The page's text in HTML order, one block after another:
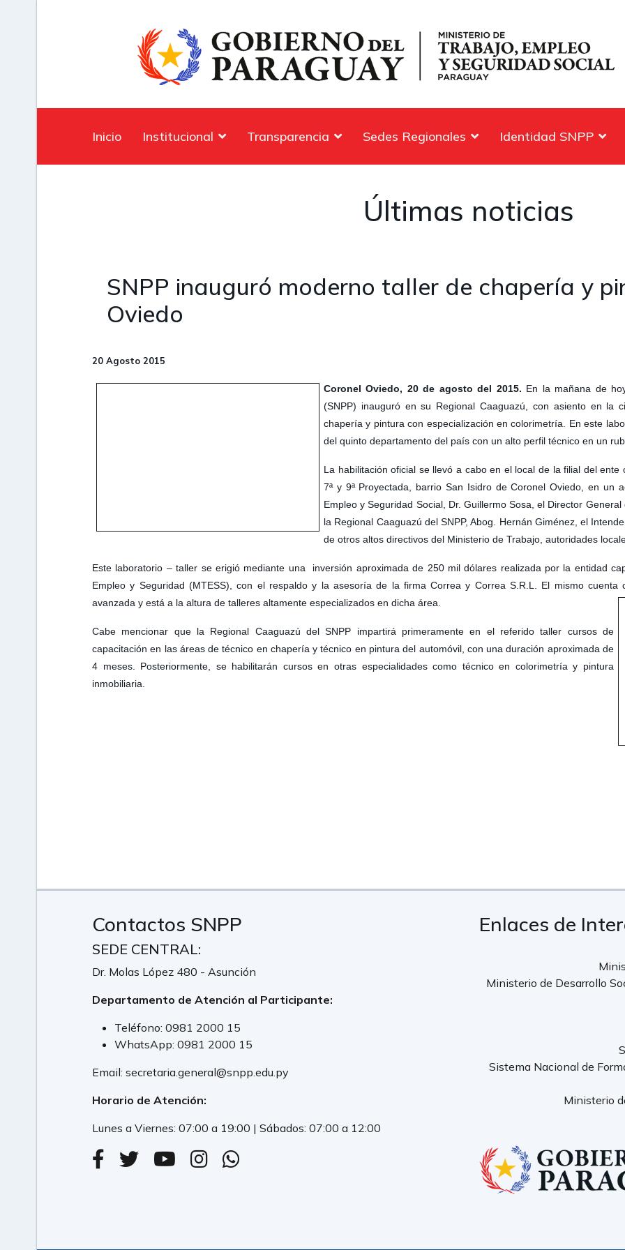
Inicio Institucional Transparencia Sedes Regionales Identidad SNPP
Últimas noticias
SNPP inauguró moderno taller de chapería y
Oviedo
20 Agosto 2015
Coronel Oviedo, 20 de agosto del 2015. En la mañana de
(SNPP) inauguró en su Regional Caaguazú, con asiento en la
chapería y pintura con especialización en colorimetría. En este
del quinto departamento del país con un alto perfil técnico en un
La habilitación oficial se llevó a cabo en el local de la filial del
7ª y 9ª Proyectada, barrio San Isidro de Coronel Oviedo, en un
Empleo y Seguridad Social, Dr. Guillermo Sosa, el Director
la Regional Caaguazú del SNPP, Abog. Hernán Giménez, el
de otros altos directivos del Ministerio de Trabajo, autoridades
Este laboratorio – taller se erigió mediante una inversión aproximada de 250 mil dólares realizada por la entidad
Empleo y Seguridad (MTESS), con el respaldo y la asesoría de la firma Correa y Correa S.R.L. El mismo cuenta
avanzada y está a la altura de talleres altamente especializados en dicha área.
Cabe mencionar que la Regional Caaguazú del SNPP impartirá primeramente en el referido taller cursos de
capacitación en las áreas de técnico en chapería y técnico en pintura del automóvil, con una duración aproximada de
4 meses. Posteriormente, se habilitarán cursos en otras especialidades como técnico en colorimetría y pintura
inmobiliaria.
Contactos SNPP
SEDE CENTRAL:
Dr. Molas López 480 - Asunción
Departamento de Atención al Participante:
Teléfono: 0981 2000 15
WhatsApp: 0981 2000 15
Email: secretaria.general@snpp.edu.py
Horario de Atención:
Lunes a Viernes: 07:00 a 19:00 | Sábados: 07:00 a 12:00
Enlaces de
Ministerio de Desarrollo
Sistema Nacional de
Ministerio